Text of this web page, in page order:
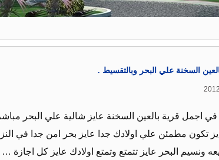
السخنة علي البحر وبالتقسيط .
في اجمل قرية بالعين السخنة عايز شالية علي البحر
تكون مطمئن علي اولادك جدا عايز بحر امن جدا في
ونسيم البحر عايز تتمتع وتمتع اولادك عايز كل اجازة …